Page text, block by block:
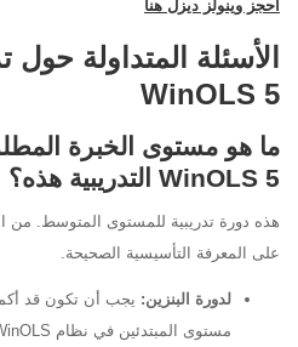
احجز وينولز ديزل هنا
WinOLS 5
WinOLS 5 التدريبية هذه؟
هذه دورة تدريبية للمستوى المتوسط. من
على المعرفة التأسيسية الصحيحة.
لدورة البنزين: يجب أن تكون قد